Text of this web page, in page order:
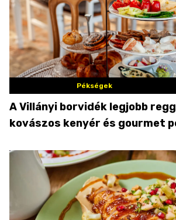
Pékségek
A Villányi borvidék legjobb
kovászos kenyér és gourmet